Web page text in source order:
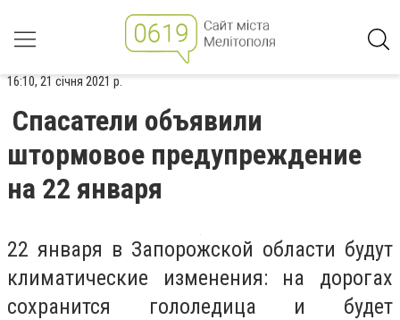
16:10, 21 січня 2021 р.
Спасатели объявили
штормовое предупреждение
на 22 января
22 января в Запорожской области будут
климатические изменения: на дорогах
сохранится гололедица и будет